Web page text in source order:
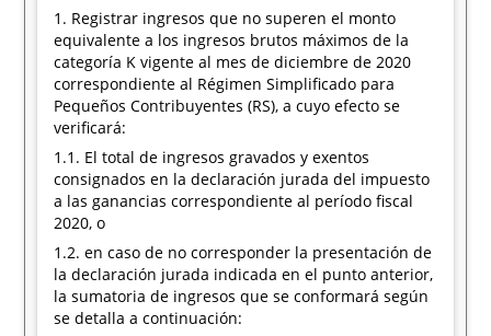
1. Registrar ingresos que no superen el monto
equivalente a los ingresos brutos máximos de la
categoría K vigente al mes de diciembre de 2020
correspondiente al Régimen Simplificado para
Pequeños Contribuyentes (RS), a cuyo efecto se
verificará:
1.1. El total de ingresos gravados y exentos
consignados en la declaración jurada del impuesto
a las ganancias correspondiente al período fiscal
2020, o
1.2. en caso de no corresponder la presentación de
la declaración jurada indicada en el punto anterior,
la sumatoria de ingresos que se conformará según
se detalla a continuación: